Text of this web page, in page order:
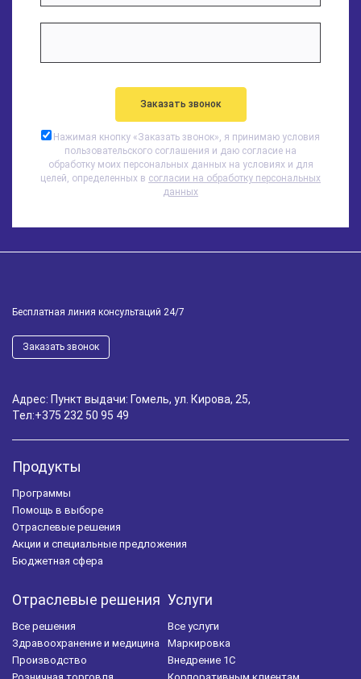
Нажимая кнопку «Заказать звонок», я принимаю условия
пользовательского соглашения и даю согласие на
обработку моих персональных данных на условиях и для
целей, определенных в согласии на обработку персональных
данных
Бесплатная линия консультаций 24/7
Заказать звонок
Адрес: Пункт выдачи: Гомель, ул. Кирова, 25,
Тел:+375 232 50 95 49
Продукты
Программы
Помощь в выборе
Отраслевые решения
Акции и специальные предложения
Бюджетная сфера
Отраслевые решения
Все решения
Здравоохранение и медицина
Производство
Услуги
Все услуги
Маркировка
Внедрение 1С